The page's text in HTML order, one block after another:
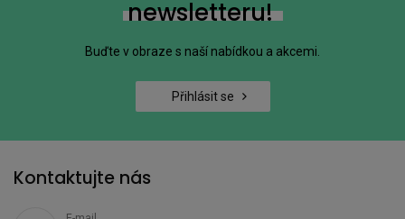
newsletteru!
Buďte v obraze s naší nabídkou a akcemi.
Přihlásit se
Kontaktujte nás